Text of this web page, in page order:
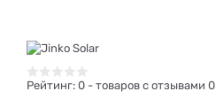
Рейтинг: 0 - товаров с отзывами 0